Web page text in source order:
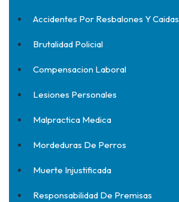
Accidentes Por Resbalones Y Caidas
Brutalidad Policial
Compensacion Laboral
Lesiones Personales
Malpractica Medica
Mordeduras De Perros
Muerte Injustificada
Responsabilidad De Premisas